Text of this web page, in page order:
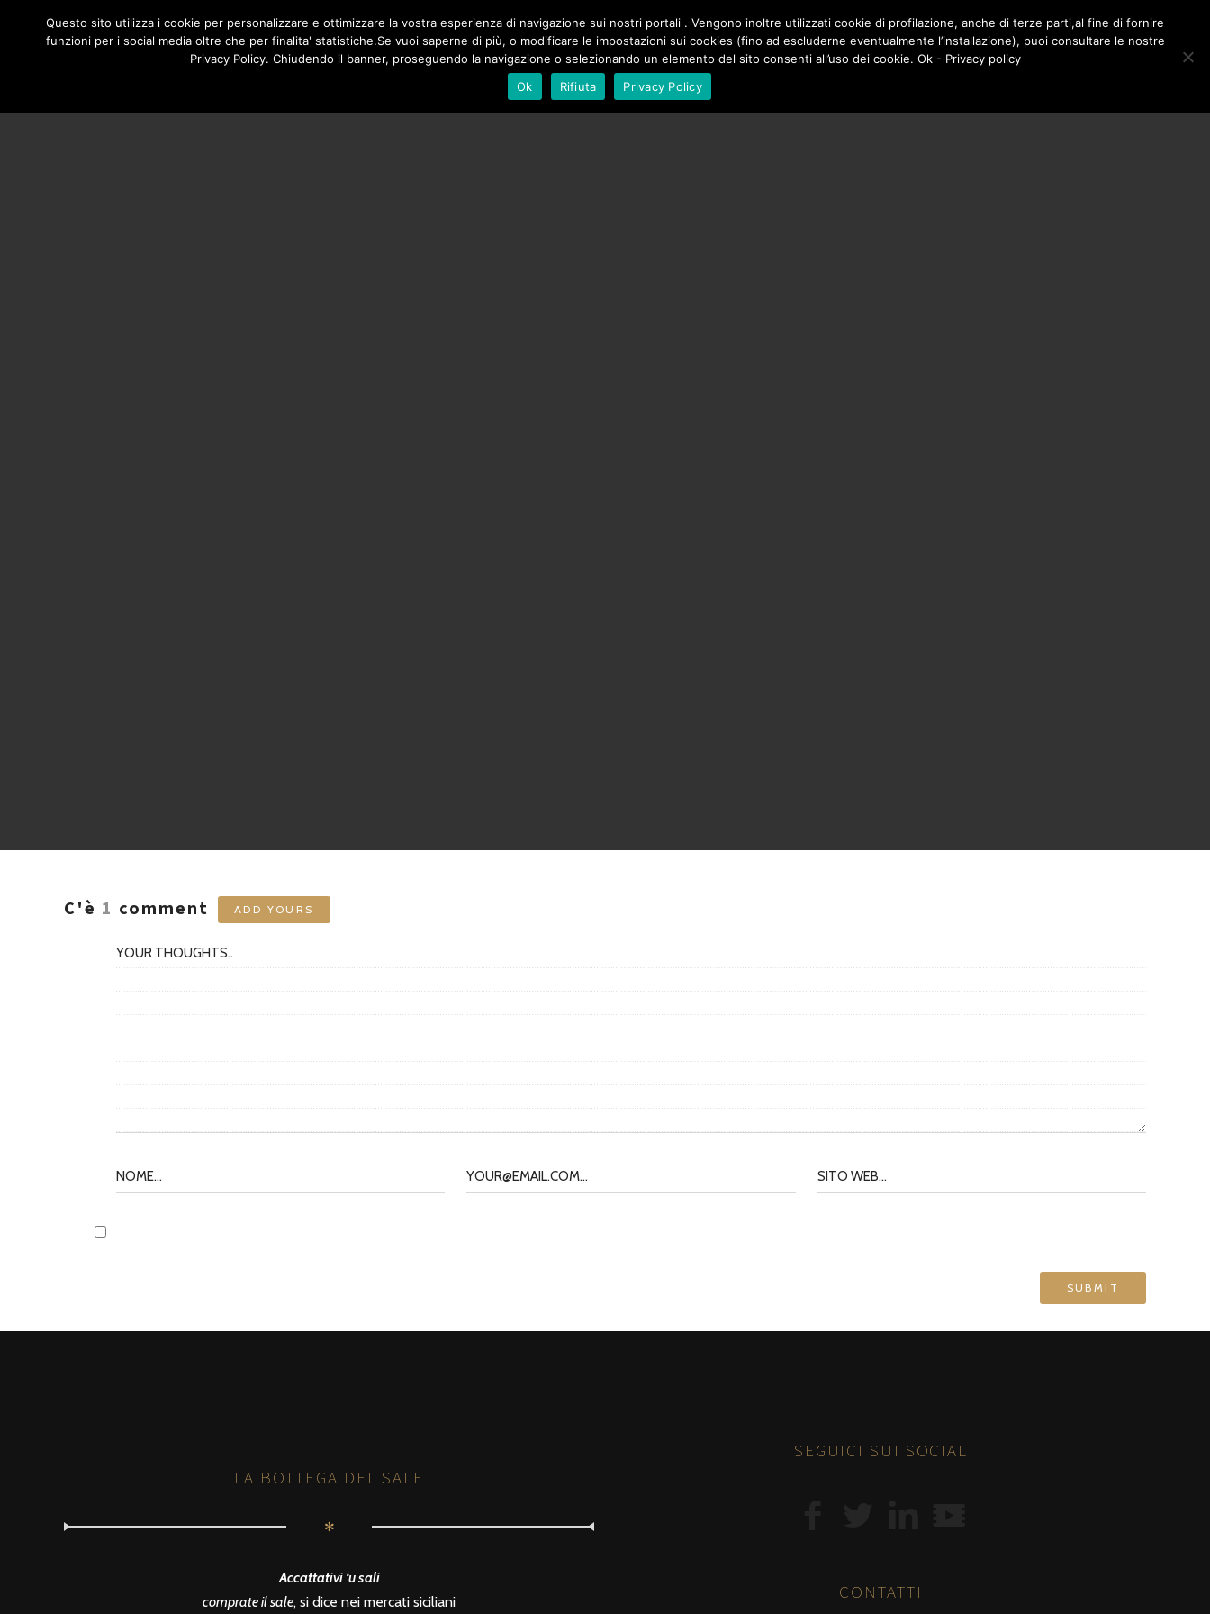
NAVIGAZIONE
PRINCIPALE
HOME SALE DI NATURA DI SICILIA SPAZIO SONIA PERONACI LA BOTTEGA – SHOP CONTATTI
0
C'è 1 comment ADD YOURS
LA BOTTEGA DEL SALE
✻
Accattativi ‘u sali
comprate il sale, si dice nei mercati siciliani
SEGUICI SUI SOCIAL
CONTATTI
Questo sito utilizza i cookie per personalizzare e ottimizzare la vostra esperienza di navigazione sui nostri portali . Vengono inoltre utilizzati cookie di profilazione, anche di terze parti,al fine di fornire
funzioni per i social media oltre che per finalita' statistiche.Se vuoi saperne di più, o modificare le impostazioni sui cookies (fino ad escluderne eventualmente l’installazione), puoi consultare le nostre
Privacy Policy. Chiudendo il banner, proseguendo la navigazione o selezionando un elemento del sito consenti all’uso dei cookie. Ok - Privacy policy
Ok
Rifiuta Privacy Policy